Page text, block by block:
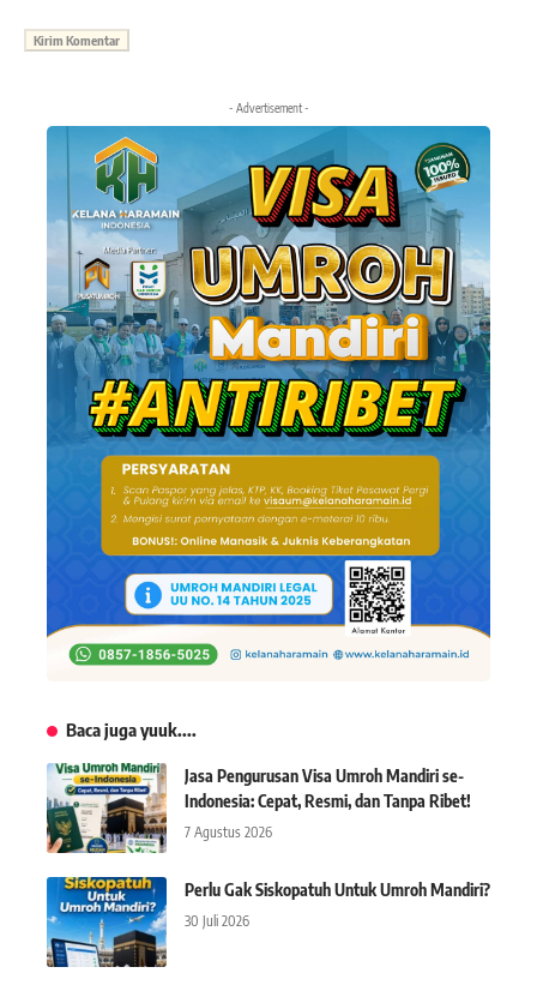
- Advertisement -
Baca juga yuuk....
Jasa Pengurusan Visa Umroh Mandiri se-
Indonesia: Cepat, Resmi, dan Tanpa Ribet!
7 Agustus 2026
Perlu Gak Siskopatuh Untuk Umroh Mandiri?
30 Juli 2026